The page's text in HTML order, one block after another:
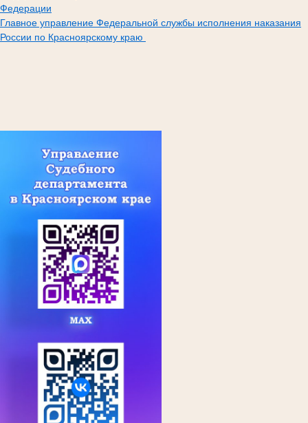
Федерации
Главное управление Федеральной службы исполнения наказания
России по Красноярскому краю